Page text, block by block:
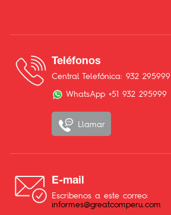
Teléfonos
Central Telefónica: 932 295999
WhatsApp +51 932 295999
Llamar
E-mail
Escribenos a este correo:
informes@greatcomperu.com